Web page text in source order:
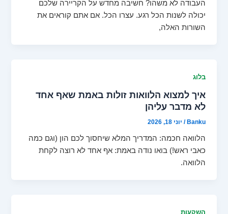
העבודה לא משהו? חשיבה מחדש על הקריירה שלכם
יכולה לשנות הכל רגע. עצרו הכל. אם אתם קוראים את
השורות האלה,
בלוג
איך למצוא הלוואות זולות באמת שאף אחד
לא מדבר עליהן
Banku
/ יוני 18, 2026
הלוואה חכמה: המדריך המלא שיחסוך לכם הון (וגם כמה
כאבי ראש!) בואו נודה באמת: אף אחד לא רוצה לקחת
הלוואה.
השקעות